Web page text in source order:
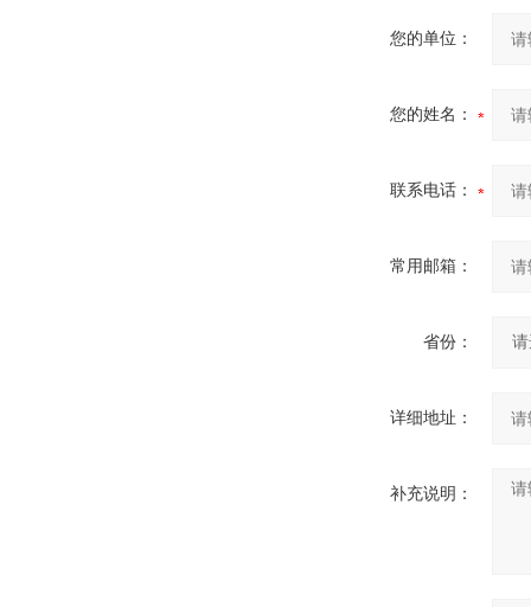
您的单位：
您的姓名：
联系电话：
常用邮箱：
省份：
详细地址：
补充说明：